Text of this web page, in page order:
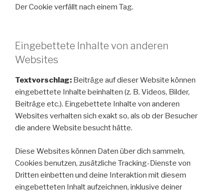
Der Cookie verfällt nach einem Tag.
Eingebettete Inhalte von anderen
Websites
Textvorschlag: Beiträge auf dieser Website können
eingebettete Inhalte beinhalten (z. B. Videos, Bilder,
Beiträge etc.). Eingebettete Inhalte von anderen
Websites verhalten sich exakt so, als ob der Besucher
die andere Website besucht hätte.
Diese Websites können Daten über dich sammeln,
Cookies benutzen, zusätzliche Tracking-Dienste von
Dritten einbetten und deine Interaktion mit diesem
eingebetteten Inhalt aufzeichnen, inklusive deiner